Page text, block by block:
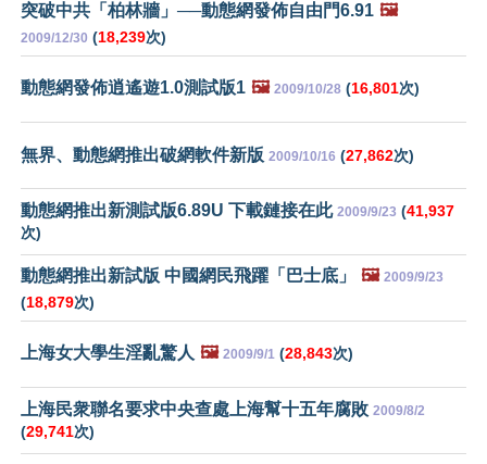
突破中共「柏林牆」──動態網發佈自由門6.91 🖼️
2009/12/30 (18,239次)
動態網發佈逍遙遊1.0測試版1 🖼️ 2009/10/28 (16,801次)
無界、動態網推出破網軟件新版 2009/10/16 (27,862次)
動態網推出新測試版6.89U 下載鏈接在此 2009/9/23 (41,937
次)
動態網推出新試版 中國網民飛躍「巴士底」 🖼️ 2009/9/23
(18,879次)
上海女大學生淫亂驚人 🖼️ 2009/9/1 (28,843次)
上海民衆聯名要求中央查處上海幫十五年腐敗 2009/8/2
(29,741次)